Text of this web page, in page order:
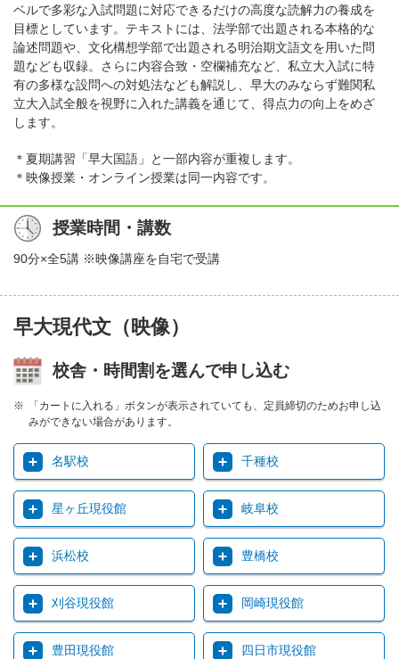
ベルで多彩な入試問題に対応できるだけの高度な読解力の養成を
目標としています。テキストには、法学部で出題される本格的な
論述問題や、文化構想学部で出題される明治期文語文を用いた問
題なども収録。さらに内容合致・空欄補充など、私立大入試に特
有の多様な設問への対処法なども解説し、早大のみならず難関私
立大入試全般を視野に入れた講義を通じて、得点力の向上をめざ
します。
＊夏期講習「早大国語」と一部内容が重複します。
＊映像授業・オンライン授業は同一内容です。
授業時間・講数
90分×全5講 ※映像講座を自宅で受講
早大現代文（映像）
校舎・時間割を選んで申し込む
「カートに入れる」ボタンが表示されていても、定員締切のためお申し込
みができない場合があります。
名駅校 千種校
星ヶ丘現役館 岐阜校
浜松校 豊橋校
刈谷現役館 岡崎現役館
豊田現役館 四日市現役館